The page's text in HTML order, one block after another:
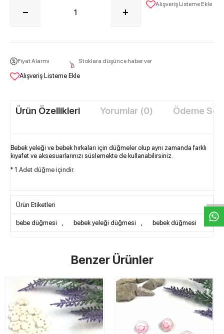
W
h
t
s
a
p
p
D
e
s
e
H
a
t
t
Alışveriş Listeme Ekle
Fiyat Alarmı Stoklara düşünce haber ver
Alışveriş Listeme Ekle
Ürün Özellikleri Yorumlar (0) Ödeme
Bebek yeleği ve bebek hırkaları için düğmeler olup aynı zamanda farklı
kıyafet ve aksesuarlarınızı süslemekte de kullanabilirsiniz.
* 1 Adet düğme içindir.
Ürün Etiketleri
bebe düğmesi , bebek yeleği düğmesi , bebek düğmesi
Benzer Ürünler